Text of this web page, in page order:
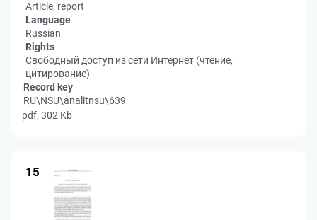
Article, report
Language
Russian
Rights
Свободный доступ из сети Интернет (чтение,
цитирование)
Record key
RU\NSU\analitnsu\639
pdf, 302 Kb
15